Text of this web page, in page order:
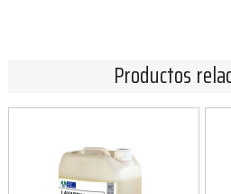
Productos